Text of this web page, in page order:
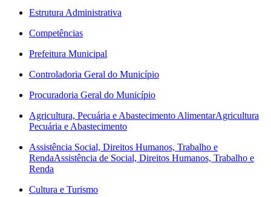
Estrutura Administrativa
Competências
Prefeitura Municipal
Controladoria Geral do Município
Procuradoria Geral do Município
Agricultura, Pecuária e Abastecimento AlimentarAgricultura
Pecuária e Abastecimento
Assistência Social, Direitos Humanos, Trabalho e
RendaAssistência de Social, Direitos Humanos, Trabalho e
Renda
Cultura e Turismo